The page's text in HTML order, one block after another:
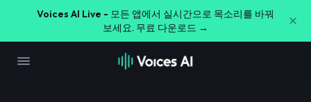
Voices AI Live - 모든 앱에서 실시간으로 목소리를 바꿔
보세요. 무료 다운로드 →